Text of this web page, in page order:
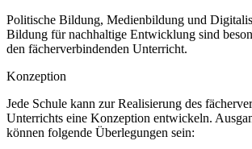
Politische Bildung, Medienbildung und
Bildung für nachhaltige Entwicklung sind
den fächerverbindenden Unterricht.
Konzeption
Jede Schule kann zur Realisierung des
Unterrichts eine Konzeption entwickeln.
können folgende Überlegungen sein: